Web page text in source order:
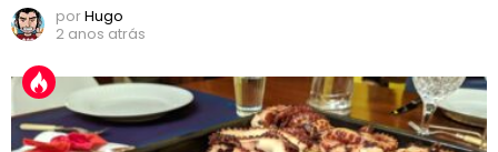
porHugo
2 anos atrás